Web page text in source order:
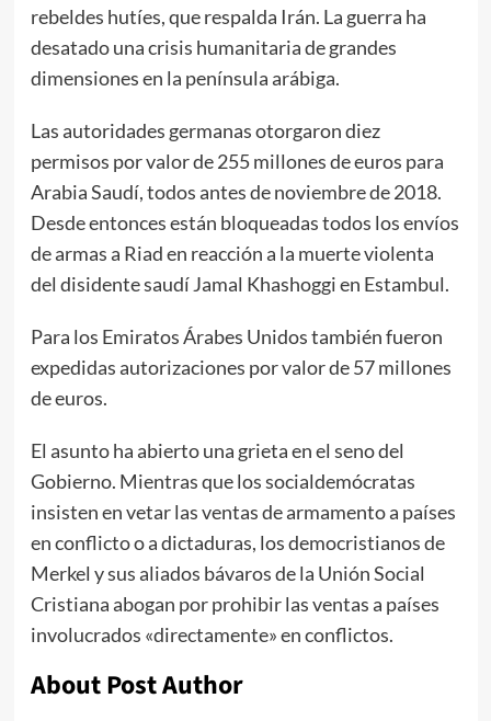
rebeldes hutíes, que respalda Irán. La guerra ha
desatado una crisis humanitaria de grandes
dimensiones en la península arábiga.
Las autoridades germanas otorgaron diez
permisos por valor de 255 millones de euros para
Arabia Saudí, todos antes de noviembre de 2018.
Desde entonces están bloqueadas todos los envíos
de armas a Riad en reacción a la muerte violenta
del disidente saudí Jamal Khashoggi en Estambul.
Para los Emiratos Árabes Unidos también fueron
expedidas autorizaciones por valor de 57 millones
de euros.
El asunto ha abierto una grieta en el seno del
Gobierno. Mientras que los socialdemócratas
insisten en vetar las ventas de armamento a países
en conflicto o a dictaduras, los democristianos de
Merkel y sus aliados bávaros de la Unión Social
Cristiana abogan por prohibir las ventas a países
involucrados «directamente» en conflictos.
About Post Author